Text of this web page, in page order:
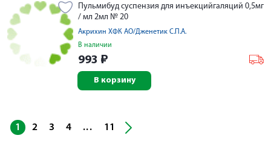
Пульмибуд суспензия для инъекцийгаляций 0,5мг
/ мл 2мл № 20
Акрихин ХФК АО/Дженетик С.П.А.
В наличии
993 ₽
В корзину
1 2 3 4 ... 11